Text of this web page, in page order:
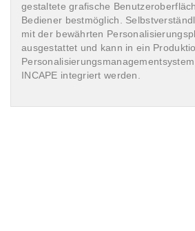
gestaltete grafische
Bediener bestmöglich.
mit der bewährten
ausgestattet und kann in ein
INCAPE integriert werden.